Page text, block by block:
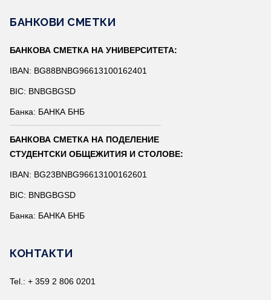
БАНКОВИ СМЕТКИ
БАНКОВА СМЕТКА НА УНИВЕРСИТЕТА:
IBAN: BG88BNBG96613100162401
BIC: BNBGBGSD
Банка: БАНКА БНБ
БАНКОВА СМЕТКА НА ПОДЕЛЕНИЕ
СТУДЕНТСКИ ОБЩЕЖИТИЯ И СТОЛОВЕ:
IBAN: BG23BNBG96613100162601
BIC: BNBGBGSD
Банка: БАНКА БНБ
КОНТАКТИ
Tel.: + 359 2 806 0201